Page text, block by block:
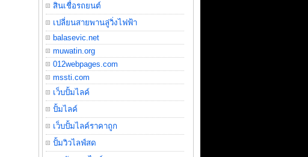
สินเชื่อรถยนต์
เปลี่ยนสายพานลู่วิ่งไฟฟ้า
balasevic.net
muwatin.org
012webpages.com
mssti.com
เว็บปั้มไลค์
ปั้มไลค์
เว็บปั้มไลค์ราคาถูก
ปั้มวิวไลฟ์สด